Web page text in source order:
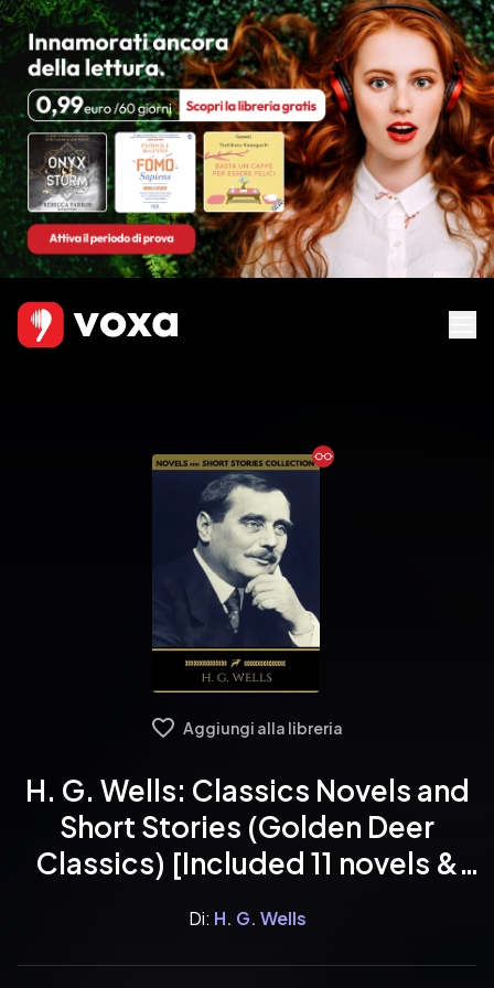
Ebook
Aggiungi alla libreria
H. G. Wells: Classics Novels and
Short Stories (Golden Deer
Classics) [Included 11 novels &
Di: H. G. Wells